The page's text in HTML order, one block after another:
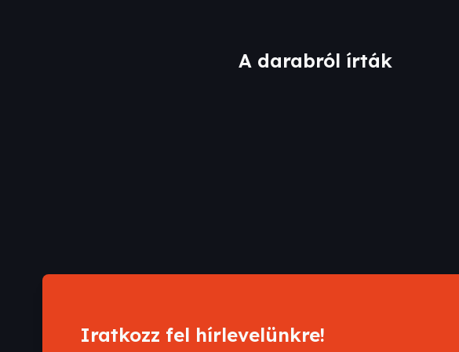
A darabról írták
Iratkozz fel hírlevelünkre!